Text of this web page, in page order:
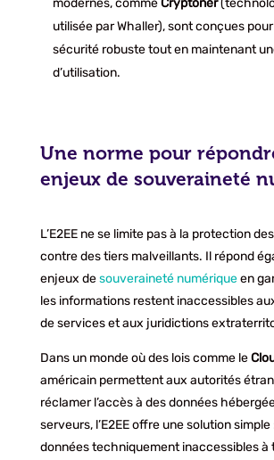
utilisée par Whaller), sont conçues
sécurité robuste tout en maintenant
d’utilisation.
Une norme pour
enjeux de souveraineté
L’E2EE ne se limite pas à la protection
contre des tiers malveillants. Il répond
enjeux desouveraineté numériqueen
les informations restent inaccessibles
de services et aux juridictions
Dans un monde où des lois comme le
américain permettent aux autorités
réclamer l’accès à des données
serveurs, l’E2EE offre une solution
données techniquement inaccessibles à